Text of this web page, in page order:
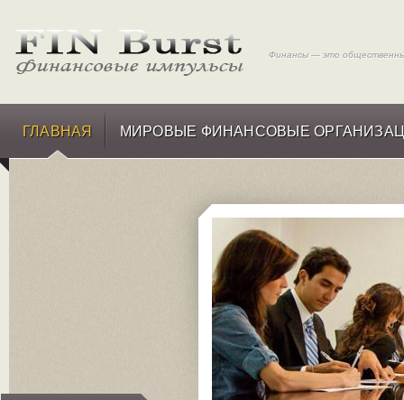
Финансы — это
ГЛАВНАЯ МИРОВЫЕ ФИНАНСОВЫЕ